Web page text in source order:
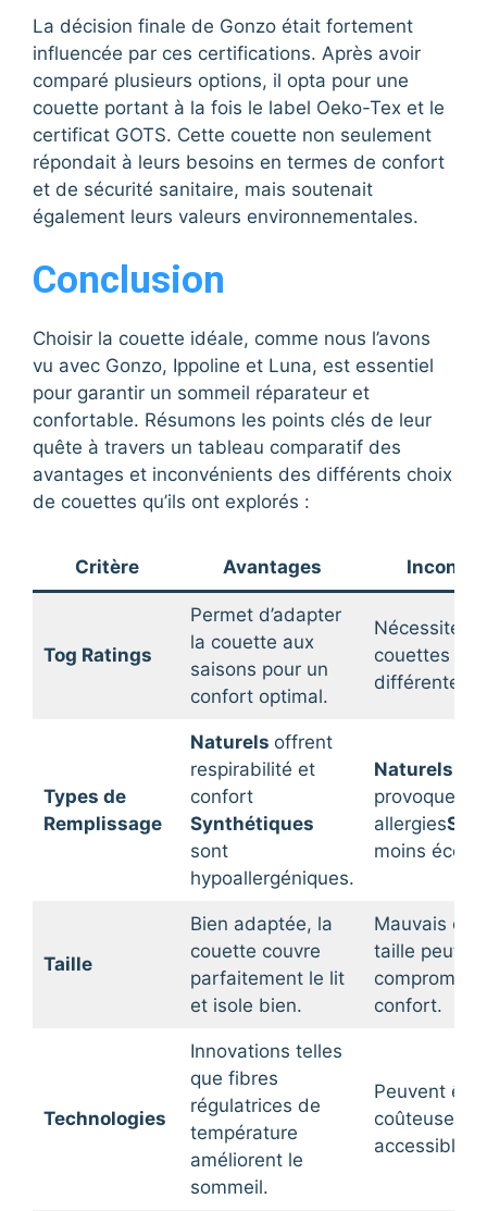
La décision finale de Gonzo était fortement
influencée par ces certifications. Après avoir
comparé plusieurs options, il opta pour une
couette portant à la fois le label Oeko-Tex et le
certificat GOTS. Cette couette non seulement
répondait à leurs besoins en termes de confort
et de sécurité sanitaire, mais soutenait
également leurs valeurs environnementales.
Conclusion
Choisir la couette idéale, comme nous l’avons
vu avec Gonzo, Ippoline et Luna, est essentiel
pour garantir un sommeil réparateur et
confortable. Résumons les points clés de leur
quête à travers un tableau comparatif des
avantages et inconvénients des différents choix
de couettes qu’ils ont explorés :
Critère Avantages
Tog Ratings
Permet d’adapter
la couette aux
saisons pour un
confort optimal.
Nécessite
couettes
différentes
Types de
Remplissage
Naturels offrent
respirabilité et
confort
Synthétiques
sont
hypoallergéniques.
Naturels
provoquer
allergies
moins
Taille
Bien adaptée, la
couette couvre
parfaitement le lit
et isole bien.
Mauvais
taille peut
confort.
Technologies
Innovations telles
que fibres
régulatrices de
température
améliorent le
sommeil.
Peuvent être
coûteuses
accessibles.